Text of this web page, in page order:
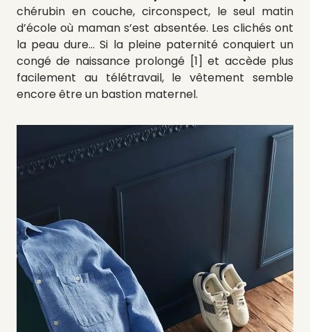
chérubin en couche, circonspect, le seul matin
d’école où maman s’est absentée. Les clichés ont
la peau dure… Si la pleine paternité conquiert un
congé de naissance prolongé [1] et accède plus
facilement au télétravail, le vêtement semble
encore être un bastion maternel.